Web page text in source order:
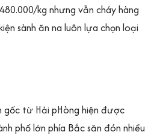
kg nhưng vẫn cháy hàng
sành ăn na luôn lựa chọn loại
gốc từ Hải pHòng hiện được
phố lớn phía Bắc săn đón nhiều